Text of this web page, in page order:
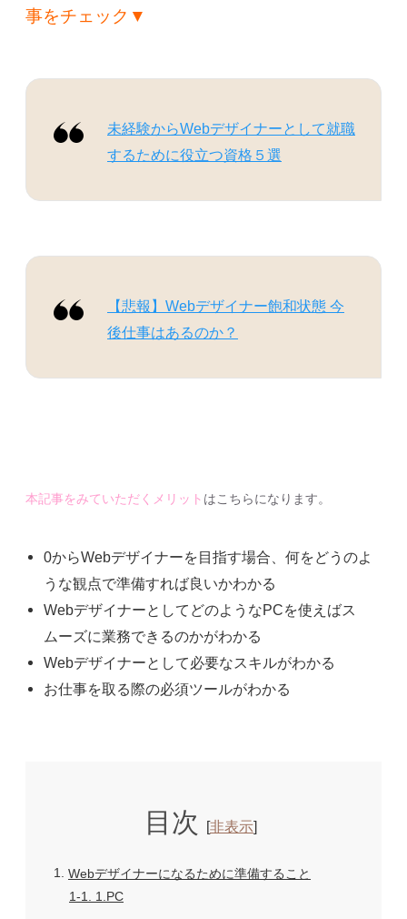
事をチェック▼
未経験からWebデザイナーとして就職
するために役立つ資格５選
【悲報】Webデザイナー飽和状態 今
後仕事はあるのか？
本記事をみていただくメリット はこちらになります。
0からWebデザイナーを目指す場合、何をどうのよ
うな観点で準備すれば良いかわかる
WebデザイナーとしてどのようなPCを使えばス
ムーズに業務できるのかがわかる
Webデザイナーとして必要なスキルがわかる
お仕事を取る際の必須ツールがわかる
目次 非表示
1 Webデザイナーになるために準備すること
1-1
1.PC